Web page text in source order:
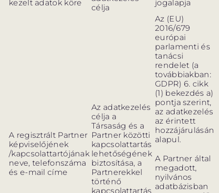
kezelt adatok köre
célja
jogalapja
A regisztrált Partner
képviselőjének
/kapcsolattartójának
neve, telefonszáma
és e-mail címe
Az adatkezelés
célja a
Társaság és a
Partner közötti
kapcsolattartás
lehetőségének
biztosítása, a
Partnerekkel
történő
kapcsolattartás
Az (EU)
2016/679
európai
parlamenti és
tanácsi
rendelet (a
továbbiakban:
GDPR) 6. cikk
(1) bekezdés a)
pontja szerint,
az adatkezelés
az érintett
hozzájárulásán
alapul.
A Partner által
megadott,
nyilvános
adatbázisban